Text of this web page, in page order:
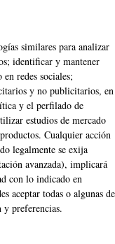
similares para analizar
identificar y mantener
redes sociales;
y no publicitarios, en
y el perfilado de
estudios de mercado
Cualquier acción
legalmente se exija
avanzada), implicará
con lo indicado en
aceptar todas o algunas de
y preferencias.